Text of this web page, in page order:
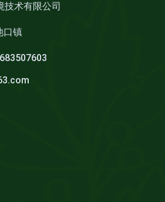
技术有限公司
口镇